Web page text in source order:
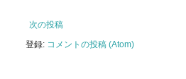
次の投稿
登録: コメントの投稿 (Atom)